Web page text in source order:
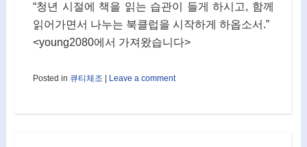
“청년 시절에 책을 읽는 습관이 들게 하시고, 함께
읽어가면서 나누는 북클럽을 시작하게 하옵소서.”
<young2080에서 가져왔습니다>
Posted in 큐티체조 Leave a comment